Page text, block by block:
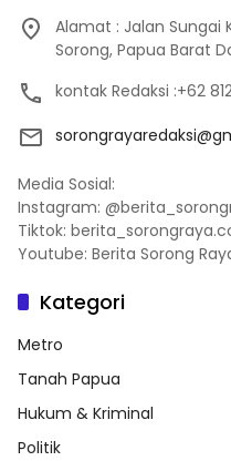
Alamat : Jalan Sungai
Sorong, Papua Barat
kontak Redaksi :+62
Media Sosial:
Instagram:
Tiktok:
Youtube: Berita Sorong
Kategori
Metro
Tanah Papua
Hukum & Kriminal
Politik